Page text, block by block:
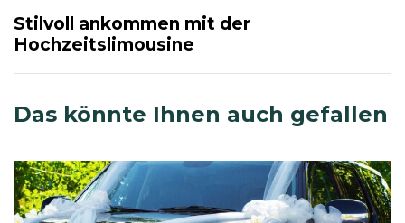
e
v
i
o
s
r
t
i
Stilvoll ankommen mit der
Hochzeitslimousine
Das könnte Ihnen auch gefallen